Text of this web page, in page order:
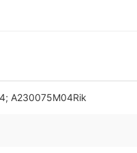
A230075M04Rik